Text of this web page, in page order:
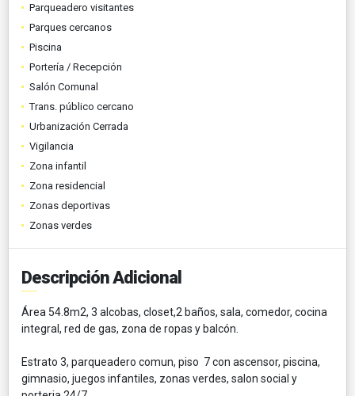
Parqueadero visitantes
Parques cercanos
Piscina
Portería / Recepción
Salón Comunal
Trans. público cercano
Urbanización Cerrada
Vigilancia
Zona infantil
Zona residencial
Zonas deportivas
Zonas verdes
Descripción Adicional
Área 54.8m2, 3 alcobas, closet,2 baños, sala, comedor, cocina
integral, red de gas, zona de ropas y balcón.
Estrato 3, parqueadero comun, piso 7 con ascensor, piscina,
gimnasio, juegos infantiles, zonas verdes, salon social y